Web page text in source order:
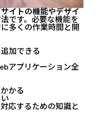
イトの機能やデザイ
です。必要な機能を
多くの作業時間と開
加できる
アプリケーション全
かる
応するための知識と